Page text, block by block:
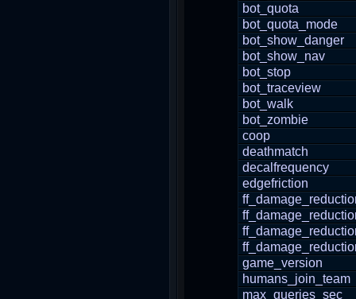
bot_quota
bot_quota_mode
bot_show_danger
bot_show_nav
bot_stop
bot_traceview
bot_walk
bot_zombie
coop
deathmatch
decalfrequency
edgefriction
game_version
humans_join_team
max_queries_sec